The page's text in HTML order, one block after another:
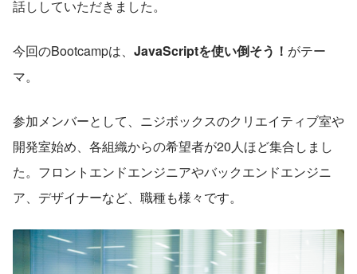
話ししていただきました。
今回のBootcampは、 JavaScriptを使い倒そう！ がテー
マ。
参加メンバーとして、ニジボックスのクリエイティブ室や
開発室始め、各組織からの希望者が20人ほど集合しまし
た。フロントエンドエンジニアやバックエンドエンジニ
ア、デザイナーなど、職種も様々です。